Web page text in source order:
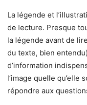
La légende et
de lecture. Presque
la légende avant de
du texte, bien
d’information
l’image quelle qu’elle
répondre aux